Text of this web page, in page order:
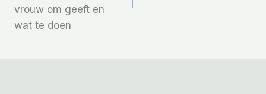
vrouw om geeft en
wat te doen